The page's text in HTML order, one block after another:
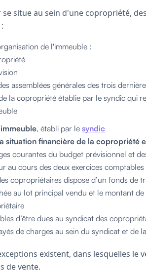
situe au sein d'une copropriété,
de l'immeuble :
assemblées générales des trois
la copropriété établie par le syndic qui
, établi par le syndic
situation financière de la copropriété
courantes du budget prévisionnel et
au cours des deux exercices
copropriétaires dispose d’un fonds de
au lot principal vendu et le montant
d’être dues au syndicat des
de charges au sein du syndicat et de
existent, dans lesquelles le
de vente.